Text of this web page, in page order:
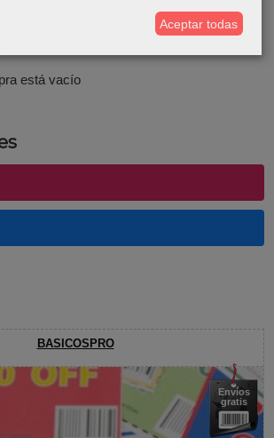
está vacío
BASICOSPRO
Envíos
gratis
Aceptar todas